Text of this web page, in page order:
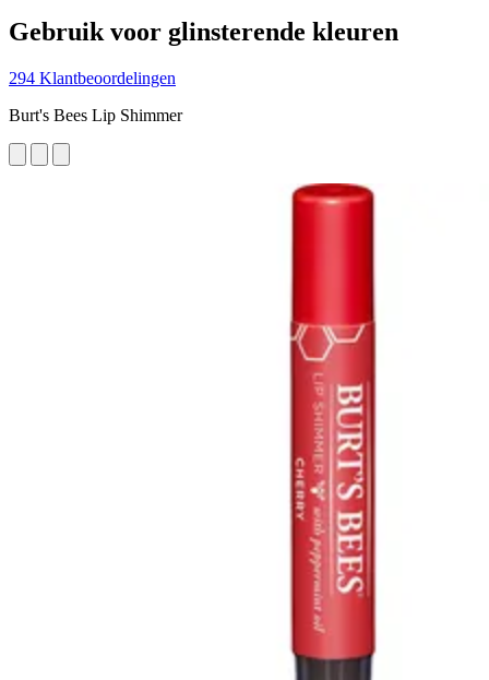
Gebruik voor glinsterende kleuren
294 Klantbeoordelingen
Burt's Bees Lip Shimmer